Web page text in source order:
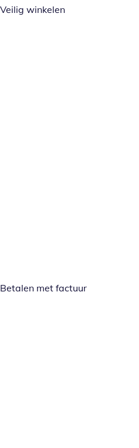
Veilig winkelen
Betalen met factuur